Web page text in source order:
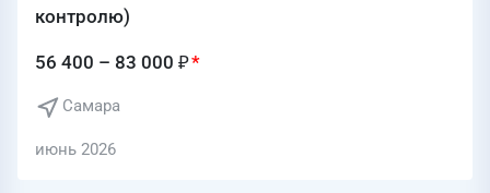
контролю)
56 400 – 83 000 ₽
Самара
июнь 2026